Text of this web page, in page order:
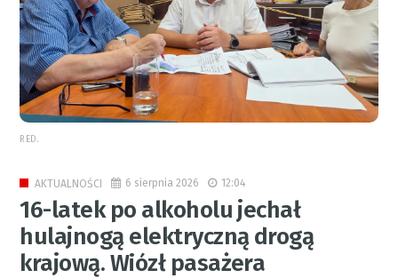
RED.
AKTUALNOŚCI 6 sierpnia 2026 12:04
16-latek po alkoholu jechał
hulajnogą elektryczną drogą
krajową. Wiózł pasażera